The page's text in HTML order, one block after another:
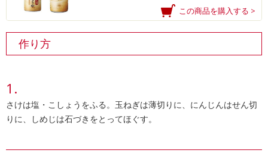
この商品を購入する >
作り方
さけは塩・こしょうをふる。玉ねぎは薄切りに、にんじんはせん切
りに、しめじは石づきをとってほぐす。